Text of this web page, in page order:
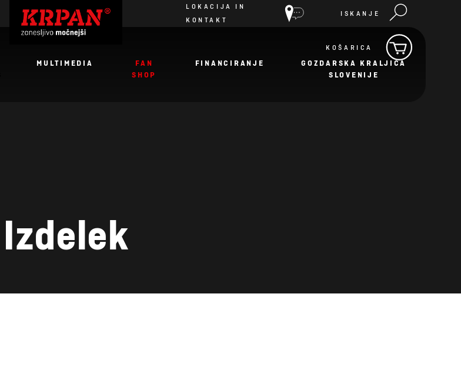
LOKACIJA IN
KONTAKT
ISKANJE
MULTIMEDIA
FAN
SHOP
FINANCIRANJE
GOZDARSKA KRALJICA
SLOVENIJE
KOŠARICA
Izdelek